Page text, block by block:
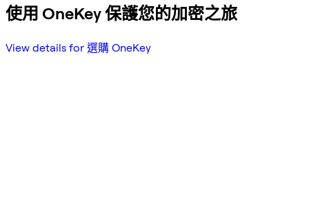
使用 OneKey 保護您的加密之旅
View details for 選購 OneKey